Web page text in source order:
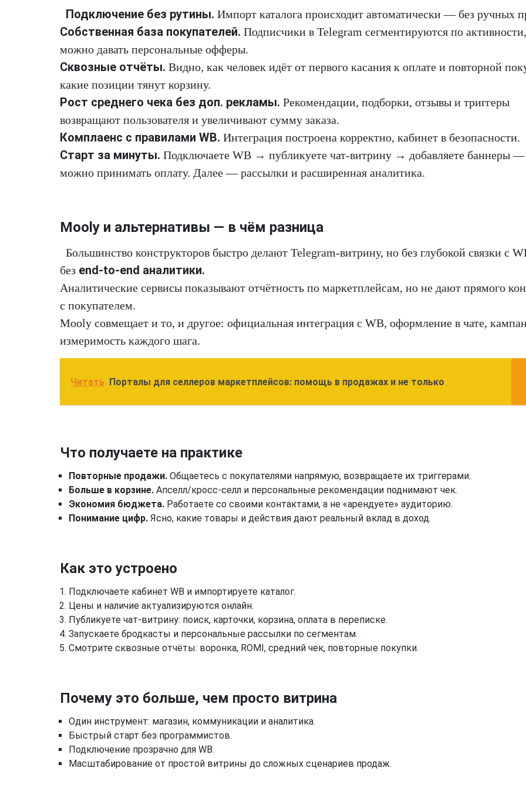
Подключение без рутины. Импорт каталога происходит автоматически — без ручных
Собственная база покупателей. Подписчики в Telegram сегментируются по активности,
можно давать персональные офферы.
Сквозные отчёты. Видно, как человек идёт от первого касания к оплате и повторной
какие позиции тянут корзину.
Рост среднего чека без доп. рекламы. Рекомендации, подборки, отзывы и триггеры
возвращают пользователя и увеличивают сумму заказа.
Комплаенс с правилами WB. Интеграция построена корректно, кабинет в безопасности.
Старт за минуты. Подключаете WB → публикуете чат-витрину → добавляете баннеры
можно принимать оплату. Далее — рассылки и расширенная аналитика.
Mooly и альтернативы — в чём разница
Большинство конструкторов быстро делают Telegram-витрину, но без глубокой связки с
без end-to-end аналитики.
Аналитические сервисы показывают отчётность по маркетплейсам, но не дают прямого
с покупателем.
Mooly совмещает и то, и другое: официальная интеграция с WB, оформление в чате,
измеримость каждого шага.
Читать Порталы для селлеров маркетплейсов: помощь в продажах и не только
Что получаете на практике
Повторные продажи. Общаетесь с покупателями напрямую, возвращаете их триггерами.
Больше в корзине. Апселл/кросс-селл и персональные рекомендации поднимают чек.
Экономия бюджета. Работаете со своими контактами, а не «арендуете» аудиторию.
Понимание цифр. Ясно, какие товары и действия дают реальный вклад в доход.
Как это устроено
Подключаете кабинет WB и импортируете каталог.
Цены и наличие актуализируются онлайн.
Публикуете чат-витрину: поиск, карточки, корзина, оплата в переписке.
Запускаете бродкасты и персональные рассылки по сегментам.
Смотрите сквозные отчёты: воронка, ROMI, средний чек, повторные покупки.
Почему это больше, чем просто витрина
Один инструмент: магазин, коммуникации и аналитика.
Быстрый старт без программистов.
Подключение прозрачно для WB.
Масштабирование от простой витрины до сложных сценариев продаж.